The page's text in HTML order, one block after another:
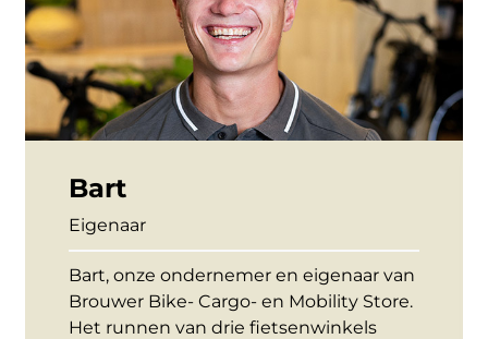
Bart
Eigenaar
Bart, onze ondernemer en eigenaar van
Brouwer Bike- Cargo- en Mobility Store.
Het runnen van drie fietsenwinkels